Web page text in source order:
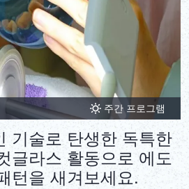
주간 프로그램
기술로 탄생한 독특한
글라스 활동으로 에도
턴을 새겨보세요.